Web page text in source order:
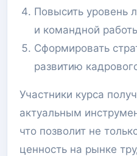
Повысить уровень
и командной
Сформировать
развитию
Участники курса
актуальным
что позволит не
ценность на рынке